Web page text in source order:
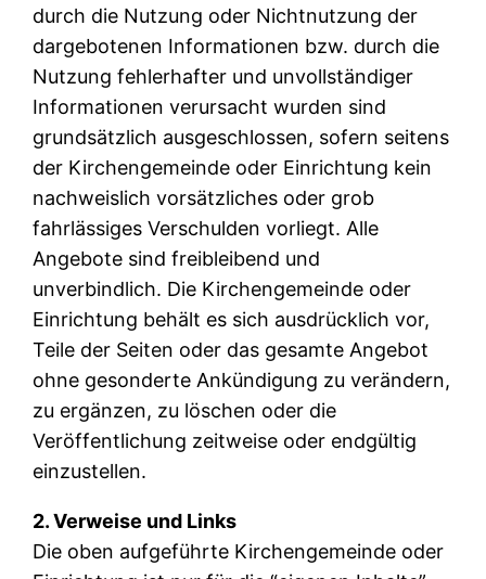
durch die Nutzung oder Nichtnutzung der
dargebotenen Informationen bzw. durch die
Nutzung fehlerhafter und unvollständiger
Informationen verursacht wurden sind
grundsätzlich ausgeschlossen, sofern seitens
der Kirchengemeinde oder Einrichtung kein
nachweislich vorsätzliches oder grob
fahrlässiges Verschulden vorliegt. Alle
Angebote sind freibleibend und
unverbindlich. Die Kirchengemeinde oder
Einrichtung behält es sich ausdrücklich vor,
Teile der Seiten oder das gesamte Angebot
ohne gesonderte Ankündigung zu verändern,
zu ergänzen, zu löschen oder die
Veröffentlichung zeitweise oder endgültig
einzustellen.
2. Verweise und Links
Die oben aufgeführte Kirchengemeinde oder